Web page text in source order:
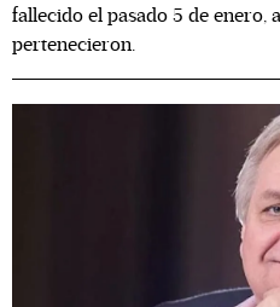
fallecido el pasado 5 de enero,
pertenecieron.